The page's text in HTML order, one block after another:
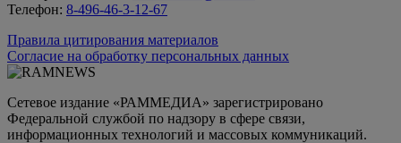
Телефон: 8-496-46-3-12-67
Правила цитирования материалов
Согласие на обработку персональных данных
Сетевое издание «РАММЕДИА» зарегистрировано
Федеральной службой по надзору в сфере связи,
информационных технологий и массовых коммуникаций.